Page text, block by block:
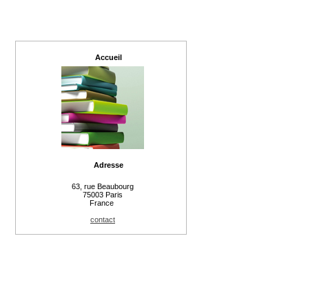
Accueil
Adresse
63, rue Beaubourg
75003 Paris
France
contact